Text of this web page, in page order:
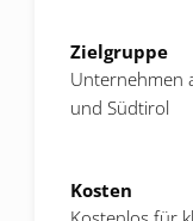
Zielgruppe
Unternehmen
und Südtirol
Kosten